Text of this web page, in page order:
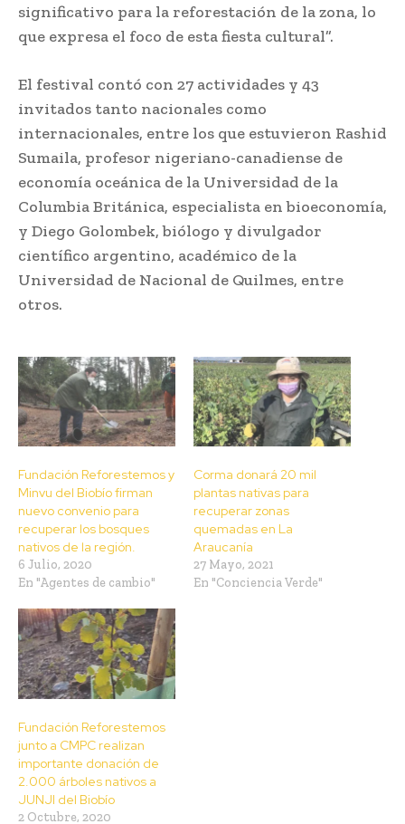
significativo para la reforestación de la zona, lo
que expresa el foco de esta fiesta cultural”.
El festival contó con 27 actividades y 43
invitados tanto nacionales como
internacionales, entre los que estuvieron Rashid
Sumaila, profesor nigeriano-canadiense de
economía oceánica de la Universidad de la
Columbia Británica, especialista en bioeconomía,
y Diego Golombek, biólogo y divulgador
científico argentino, académico de la
Universidad de Nacional de Quilmes, entre
otros.
Fundación Reforestemos y
Minvu del Biobío firman
nuevo convenio para
recuperar los bosques
nativos de la región.
6 Julio, 2020
En "Agentes de cambio"
Corma donará 20 mil
plantas nativas para
recuperar zonas
quemadas en La
Araucanía
27 Mayo, 2021
En "Conciencia Verde"
Fundación Reforestemos
junto a CMPC realizan
importante donación de
2.000 árboles nativos a
JUNJI del Biobío
2 Octubre, 2020